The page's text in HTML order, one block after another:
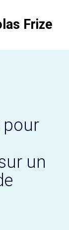
Frize
pour
un